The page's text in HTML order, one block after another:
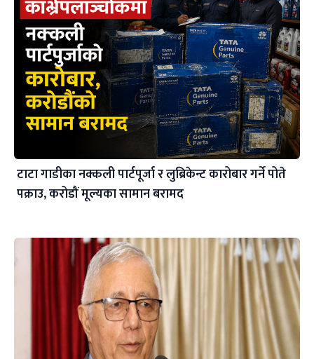
टाटा गाडीका नक्कली पार्टपूर्जा र लुब्रिकेन्ट कारोबार गर्ने पोते
पक्राउ, करोडौं मूल्यका सामान बरामद